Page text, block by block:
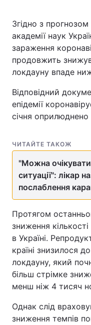
Згідно з прогнозом
академії наук
зараження
продовжить
локдауну впаде
Відповідний
епідемії
січня оприлюднено
ЧИТАЙТЕ ТАКОЖ
"Можна
ситуації": лікар
послаблення
Протягом
зниження
в Україні.
країні знизилося
локдауну, який
більш стрімке
менш ніж 4 тисяч
Однак слід
зниження темпів